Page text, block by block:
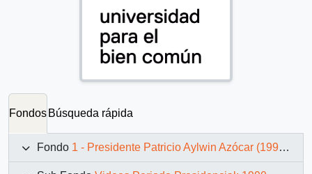
Fondos Búsqueda rápida
Fondo 1 - Presidente Patricio Aylwin Azócar (1990-1994)